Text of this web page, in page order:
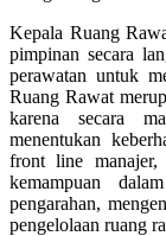
Kepala Ruang
pimpinan secara
perawatan untuk
Ruang Rawat
karena secara
menentukan
front line
kemampuan
pengarahan,
pengelolaan ruang